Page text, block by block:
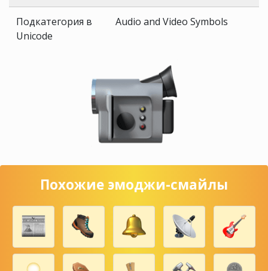
Подкатегория в
Unicode
Audio and Video Symbols
Похожие эмоджи-смайлы